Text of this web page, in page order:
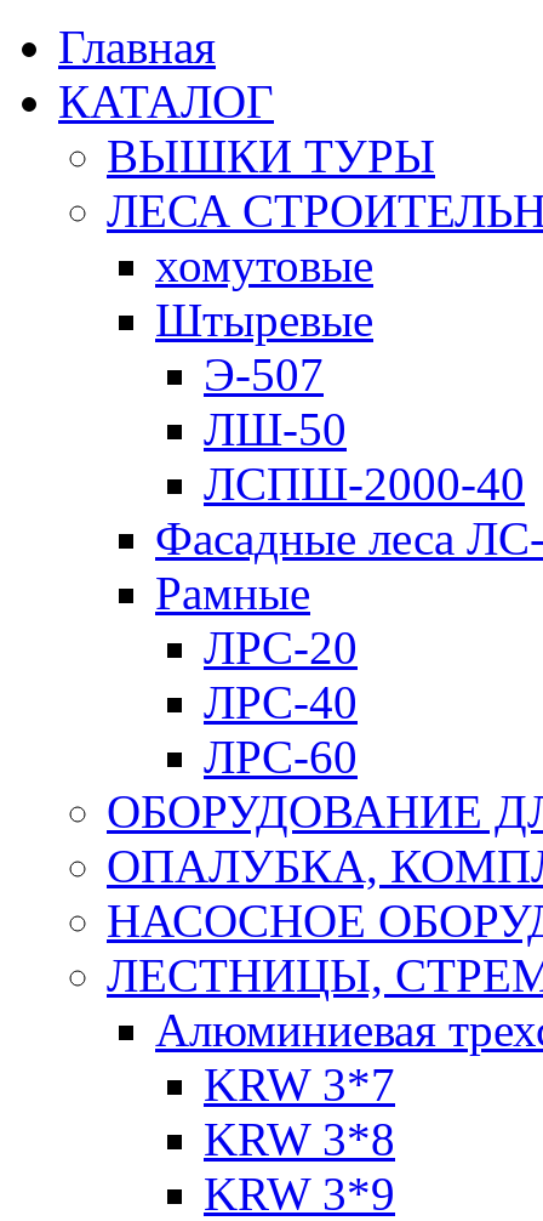
Главная
КАТАЛОГ
ВЫШКИ ТУРЫ
ЛЕСА
хомутовые
Штыревые
Э-507
ЛШ-50
ЛСПШ-2000-40
Фасадные леса
Рамные
ЛРС-20
ЛРС-40
ЛРС-60
ОБОРУДОВАНИЕ
ОПАЛУБКА,
НАСОСНОЕ
ЛЕСТНИЦЫ,
Алюминиевая
KRW 3*7
KRW 3*8
KRW 3*9